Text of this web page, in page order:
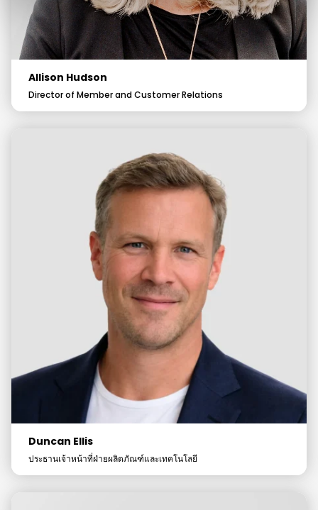
Allison Hudson
Director of Member and Customer Relations
Duncan Ellis
ประธานเจ้าหน้าที่ฝ่ายผลิตภัณฑ์และเทคโนโลยี